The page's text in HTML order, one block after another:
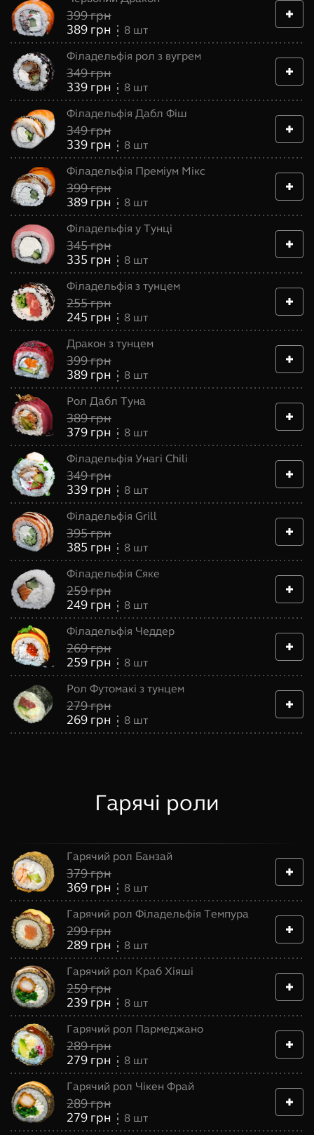
399грн
389 грн 8 шт
Філадельфія рол з вугрем
349грн
339 грн 8 шт
Філадельфія Дабл Фіш
349грн
339 грн 8 шт
Філадельфія Преміум Мікс
399грн
389 грн 8 шт
Філадельфія у Тунці
345грн
335 грн 8 шт
Філадельфія з тунцем
255грн
245 грн 8 шт
Дракон з тунцем
399грн
389 грн 8 шт
Рол Дабл Туна
389грн
379 грн 8 шт
Філадельфія Унагі Chili
349грн
339 грн 8 шт
Філадельфія Grill
395грн
385 грн 8 шт
Філадельфія Сяке
259грн
249 грн 8 шт
Філадельфія Чеддер
269грн
259 грн 8 шт
Рол Футомакі з тунцем
279грн
269 грн 8 шт
Гарячі роли
Гарячий рол Банзай
379грн
369 грн 8 шт
Гарячий рол Філадельфія Темпура
299грн
289 грн 8 шт
Гарячий рол Краб Хіяші
259грн
239 грн 8 шт
Гарячий рол Пармеджано
289грн
279 грн 8 шт
Гарячий рол Чікен Фрай
289грн
279 грн 8 шт